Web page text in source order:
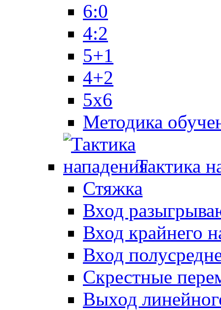
6:0
4:2
5+1
4+2
5x6
Методика
Тактика
Стяжка
Вход
Вход крайнего
Вход
Скрестные
Выход